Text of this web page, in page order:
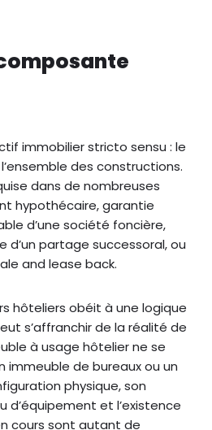
immobilier stricto sensu : le
des constructions.
dans de nombreuses
hypothécaire, garantie
d’une société foncière,
d’un partage successoral, ou
and lease back.
hôteliers obéit à une logique
s’affranchir de la réalité de
à usage hôtelier ne se
immeuble de bureaux ou un
physique, son
d’équipement et l’existence
cours sont autant de